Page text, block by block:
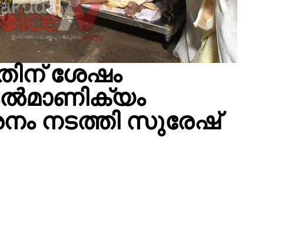
ശേഷം
നടത്തി സുരേഷ്